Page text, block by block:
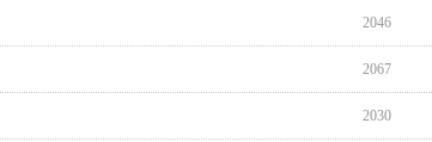
2046
2067
2030